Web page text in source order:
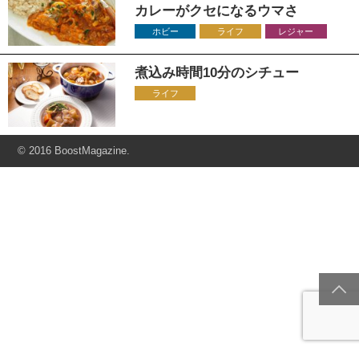
カレーがクセになるウマさ
ホビー ライフ レジャー
煮込み時間10分のシチュー
ライフ
© 2016 BoostMagazine.